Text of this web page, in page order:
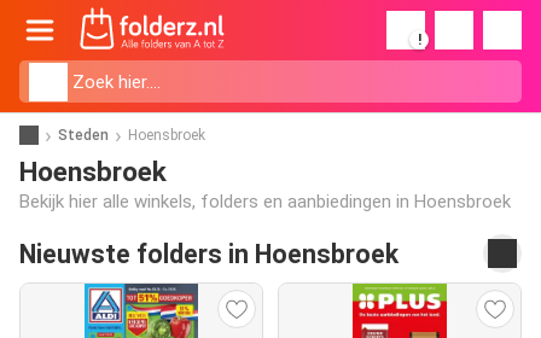
!
Steden Hoensbroek
Hoensbroek
Bekijk hier alle winkels, folders en aanbiedingen in Hoensbroek
Nieuwste folders in Hoensbroek